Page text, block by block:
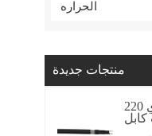
الحراره
منتجات جديدة
كابل حراري 220